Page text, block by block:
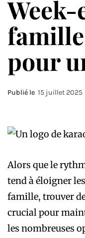
Week-
pour
Publié le 15 juillet 2025
Alors que le
tend à éloigner
famille, trouver
crucial pour
les nombreuses